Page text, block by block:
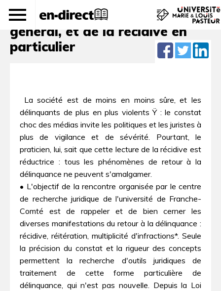
Du retour à la délinquance en
général, et de la récidive en
particulier
 La société est de moins en moins sûre, et les
délinquants de plus en plus violents Ÿ : le constat
choc des médias invite les politiques et les juristes à
plus de vigilance et de sévérité. Pourtant, le
praticien, lui, sait que cette lecture de la récidive est
réductrice : tous les phénomènes de retour à la
délinquance ne peuvent s'amalgamer.
• L'objectif de la rencontre organisée par le centre
de recherche juridique de l'université de Franche-
Comté est de rappeler et de bien cerner les
diverses manifestations du retour à la délinquance :
récidive, réitération, multiplicité d'infractions*. Seule
la précision du constat et la rigueur des concepts
permettent la recherche d'outils juridiques de
traitement de cette forme particulière de
délinquance, qui n'est pas nouvelle. Depuis la Loi